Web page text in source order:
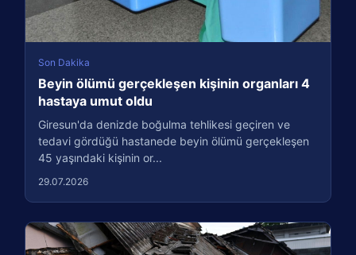
Son Dakika
Beyin ölümü gerçekleşen kişinin organları 4
hastaya umut oldu
Giresun'da denizde boğulma tehlikesi geçiren ve
tedavi gördüğü hastanede beyin ölümü gerçekleşen
45 yaşındaki kişinin or...
29.07.2026